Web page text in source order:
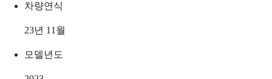
차량연식
23년 11월
모델년도